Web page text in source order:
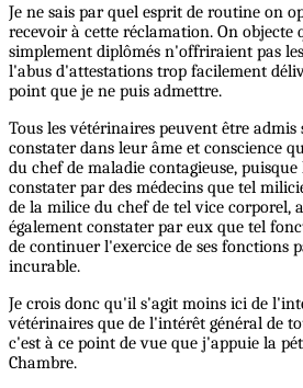
Je ne sais par quel esprit de routine on
recevoir à cette réclamation. On objecte
simplement diplômés n'offriraient pas
l'abus d'attestations trop facilement
point que je ne puis admettre.
Tous les vétérinaires peuvent être
constater dans leur âme et conscience
du chef de maladie contagieuse,
constater par des médecins que tel
de la milice du chef de tel vice corporel,
également constater par eux que tel
de continuer l'exercice de ses fonctions
incurable.
Je crois donc qu'il s'agit moins ici de
vétérinaires que de l'intérêt général de
c'est à ce point de vue que j'appuie la
Chambre.